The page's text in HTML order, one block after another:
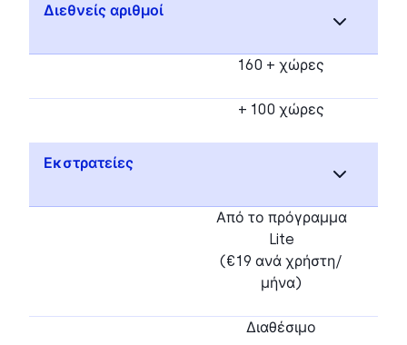
Διεθνείς αριθμοί
160 + χώρες
+ 100 χώρες
Εκστρατείες
Από το πρόγραμμα
Lite
(€19 ανά χρήστη/
μήνα)
Διαθέσιμο